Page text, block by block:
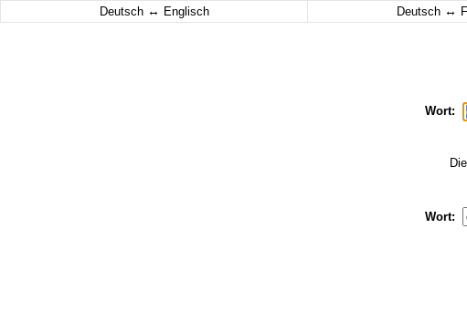
Deutsch ↔ Englisch Deutsch ↔
Wort:
Wort: